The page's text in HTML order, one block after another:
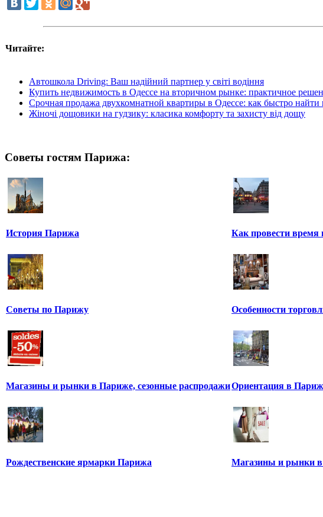
Читайте:
Автошкола Driving: Ваш надійний партнер у світі водіння
Купить недвижимость в Одессе на вторичном рынке: практичное
Срочная продажа двухкомнатной квартиры в Одессе: как быстро найти
Жіночі дощовики на гудзику: класика комфорту та захисту від дощу
Советы гостям Парижа:
История Парижа Как провести время
Советы по Парижу Особенности
Магазины и рынки в Париже, сезонные распродажиОриентация в
Рождественские ярмарки Парижа Магазины и рынки в